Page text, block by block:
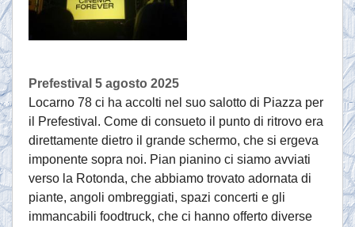
Prefestival 5 agosto 2025
Locarno 78 ci ha accolti nel suo salotto di Piazza per
il Prefestival. Come di consueto il punto di ritrovo era
direttamente dietro il grande schermo, che si ergeva
imponente sopra noi. Pian pianino ci siamo avviati
verso la Rotonda, che abbiamo trovato adornata di
piante, angoli ombreggiati, spazi concerti e gli
immancabili foodtruck, che ci hanno offerto diverse